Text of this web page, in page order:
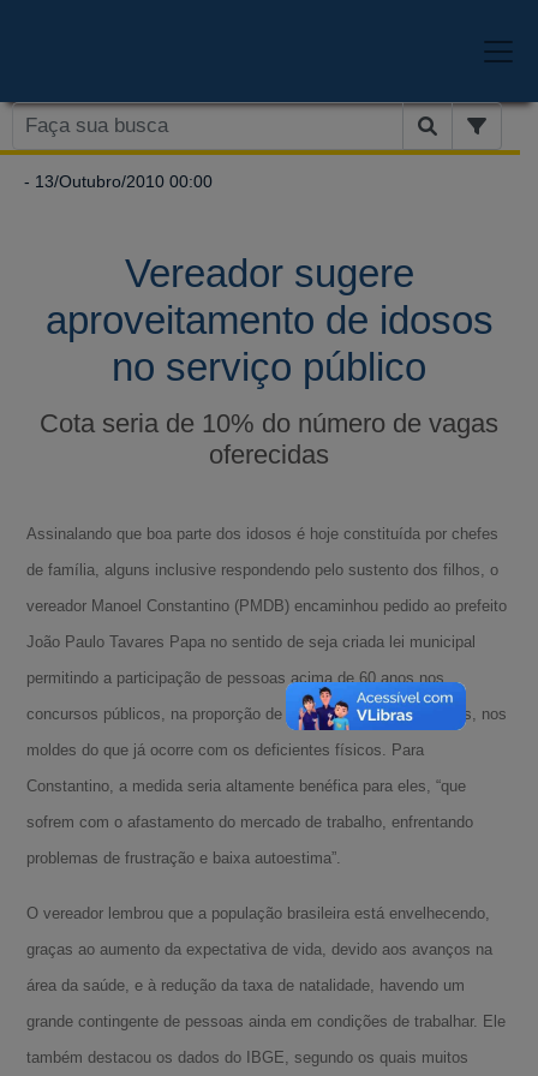
- 13/Outubro/2010 00:00
Vereador sugere
aproveitamento de idosos
no serviço público
Cota seria de 10% do número de vagas
oferecidas
Assinalando que boa parte dos idosos é hoje constituída por chefes
de família, alguns inclusive respondendo pelo sustento dos filhos, o
vereador Manoel Constantino (PMDB) encaminhou pedido ao prefeito
João Paulo Tavares Papa no sentido de seja criada lei municipal
permitindo a participação de pessoas acima de 60 anos nos
concursos públicos, na proporção de 10% das vagas oferecidas, nos
moldes do que já ocorre com os deficientes físicos. Para
Constantino, a medida seria altamente benéfica para eles, “que
sofrem com o afastamento do mercado de trabalho, enfrentando
problemas de frustração e baixa autoestima”.
O vereador lembrou que a população brasileira está envelhecendo,
graças ao aumento da expectativa de vida, devido aos avanços na
área da saúde, e à redução da taxa de natalidade, havendo um
grande contingente de pessoas ainda em condições de trabalhar. Ele
também destacou os dados do IBGE, segundo os quais muitos